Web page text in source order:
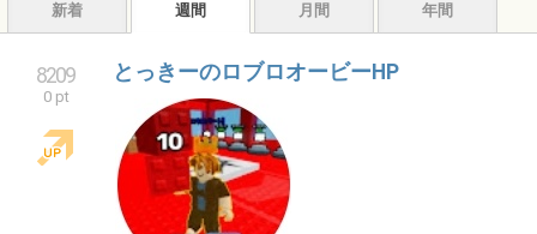
エンタメ アーティスト クリエイター その他
新着 週間 月間 年間
8209
0 pt
とっきーのロブロオービーHP